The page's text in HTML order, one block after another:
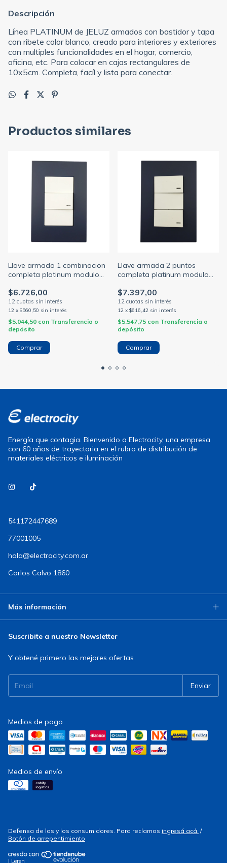
Descripción
Línea PLATINUM de JELUZ armados con bastidor y tapa
con ribete color blanco, creado para interiores y exteriores
con multiples funcionalidades en el hogar, comercio,
oficina, etc. Para colocar en cajas rectangulares de
10x5cm. Completa, facíl y lista para conectar.
Productos similares
Llave armada 1 combinacion
completa platinum modulo
jeluz (JELUZ)
$6.726,00
12 x $560,50 sin interés
$5.044,50 con Transferencia o
depósito
Llave armada 2 puntos
completa platinum modulo
jeluz (JELUZ)
$7.397,00
12 x $616,42 sin interés
$5.547,75 con Transferencia o
depósito
Energía que contagia. Bienvenido a Electrocity, una empresa
con 60 años de trayectoria en el rubro de distribución de
materiales eléctricos e iluminación
541172447689
77001005
hola@electrocity.com.ar
Carlos Calvo 1860
Más información
Suscribite a nuestro Newsletter
Y obtené primero las mejores ofertas
Medios de pago
Medios de envío
Defensa de las y los consumidores. Para reclamos ingresá acá. /
Botón de arrepentimiento
| Leren